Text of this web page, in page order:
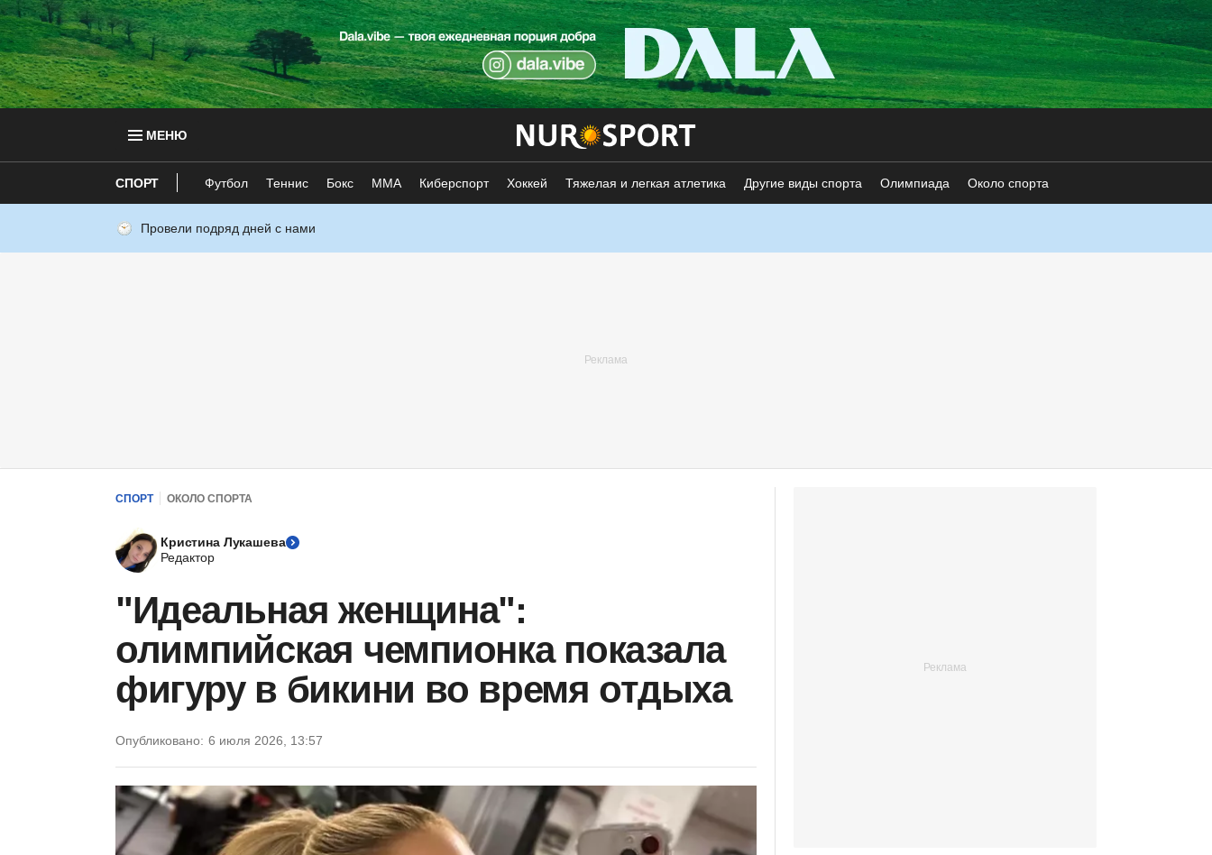
МЕНЮ
СПОРТ Футбол Теннис Бокс ММА Киберспорт Хоккей Тяжелая и легкая атлетика Другие виды спорта Олимпиада Около спорта
Провели подряд дней с нами
СПОРТ ОКОЛО СПОРТА
Кристина Лукашева
Редактор
"Идеальная женщина":
олимпийская чемпионка показала
фигуру в бикини во время отдыха
Опубликовано: 6 июля 2026, 13:57